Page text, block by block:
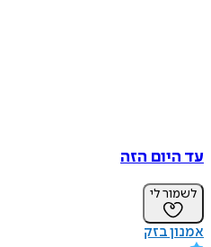
עד היום הזה
לשמור לי
אמנון בזק